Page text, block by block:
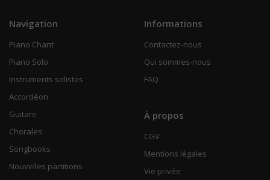
Navigation
Piano Chant
Piano Solo
Instruments solistes
Accordéon
Guitare
Chorales
Songbooks
Nouvelles partitions
Informations
Contactez-nous
Qui sommes-nous
FAQ
À propos
CGV
Mentions légales
Vie privée